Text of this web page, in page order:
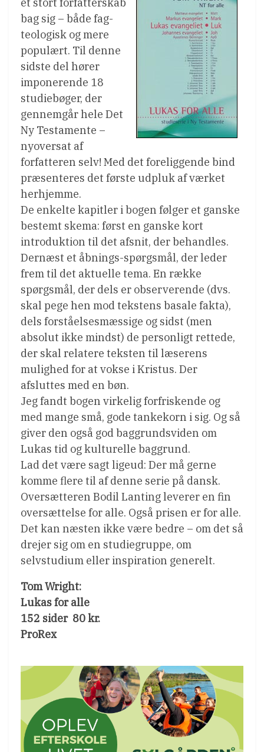
et stort forfatterskab
bag sig – både fag-
teologisk og mere
populært. Til denne
sidste del hører
imponerende 18
studiebøger, der
gennemgår hele Det
Ny Testamente –
nyoversat af
forfatteren selv! Med det foreliggende bind
præsenteres det første udpluk af værket
herhjemme.
De enkelte kapitler i bogen følger et ganske
bestemt skema: først en ganske kort
introduktion til det afsnit, der behandles.
Dernæst et åbnings-spørgsmål, der leder
frem til det aktuelle tema. En række
spørgsmål, der dels er observerende (dvs.
skal pege hen mod tekstens basale fakta),
dels forståelsesmæssige og sidst (men
absolut ikke mindst) de personligt rettede,
der skal relatere teksten til læserens
mulighed for at vokse i Kristus. Der
afsluttes med en bøn.
Jeg fandt bogen virkelig forfriskende og
med mange små, gode tankekorn i sig. Og så
giver den også god baggrundsviden om
Lukas tid og kulturelle baggrund.
Lad det være sagt ligeud: Der må gerne
komme flere til af denne serie på dansk.
Oversætteren Bodil Lanting leverer en fin
oversættelse for alle. Også prisen er for alle.
Det kan næsten ikke være bedre – om det så
drejer sig om en studiegruppe, om
selvstudium eller inspiration generelt.
Tom Wright:
Lukas for alle
152 sider  80 kr.
ProRex